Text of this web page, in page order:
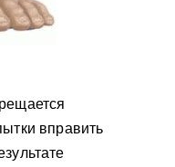
вправить